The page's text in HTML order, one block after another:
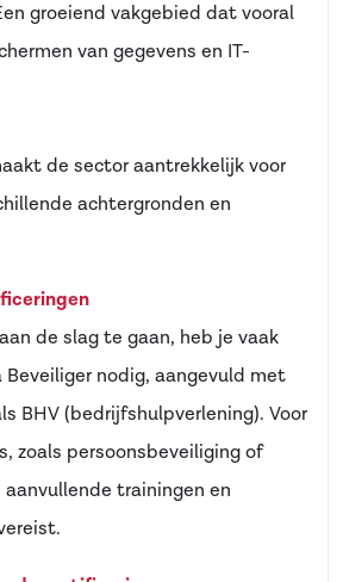
groeiend vakgebied dat vooral
van gegevens en IT-
de sector aantrekkelijk voor
achtergronden en
de slag te gaan, heb je vaak
nodig, aangevuld met
BHV (bedrijfshulpverlening). Voor
zoals persoonsbeveiliging of
trainingen en